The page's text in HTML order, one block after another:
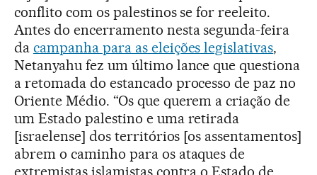
conflito com os palestinos se for reeleito.
Antes do encerramento nesta segunda-feira
da campanha para as eleições legislativas,
Netanyahu fez um último lance que questiona
a retomada do estancado processo de paz no
Oriente Médio. “Os que querem a criação de
um Estado palestino e uma retirada
[israelense] dos territórios [os assentamentos]
abrem o caminho para os ataques de